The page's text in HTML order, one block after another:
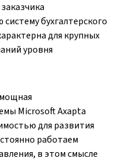
бухгалтерского
для крупных
уровня
Microsoft Axapta
для развития
работаем
в этом смысле